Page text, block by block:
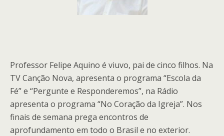
Professor Felipe Aquino é viuvo, pai de cinco filhos. Na
TV Canção Nova, apresenta o programa “Escola da
Fé” e “Pergunte e Responderemos”, na Rádio
apresenta o programa “No Coração da Igreja”. Nos
finais de semana prega encontros de
aprofundamento em todo o Brasil e no exterior.